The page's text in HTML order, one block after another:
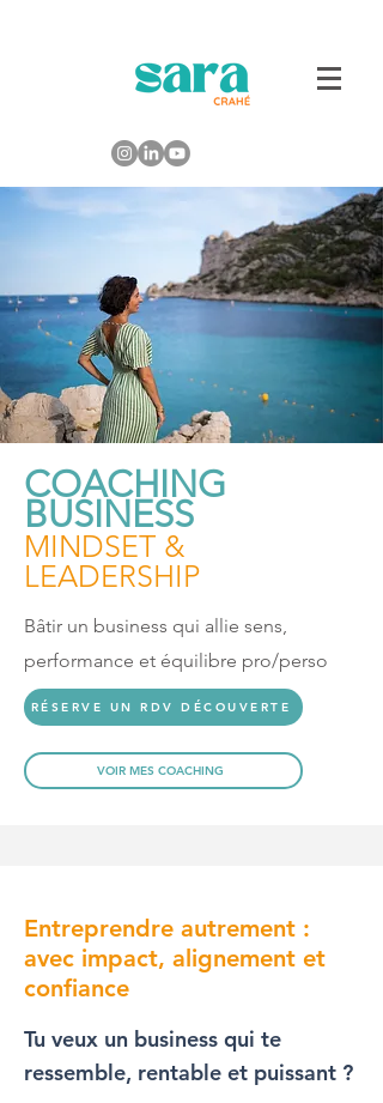
COACHING
BUSINESS
MINDSET &
LEADERSHIP
Bâtir un business qui allie sens,
performance et équilibre pro/perso
RÉSERVE UN RDV DÉCOUVERTE
VOIR MES COACHING
Entreprendre autrement :
avec impact, alignement et
confiance
Tu veux un business qui te
ressemble, rentable et puissant ?